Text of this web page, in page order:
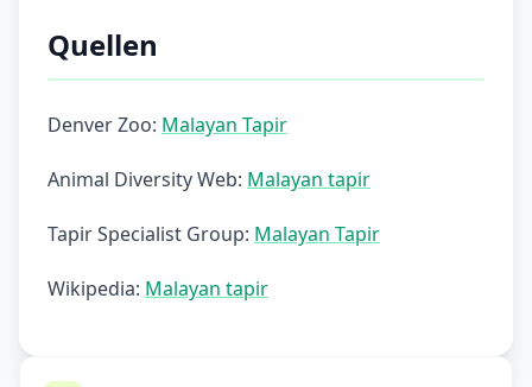
Quellen
Denver Zoo: Malayan Tapir
Animal Diversity Web: Malayan tapir
Tapir Specialist Group: Malayan Tapir
Wikipedia: Malayan tapir